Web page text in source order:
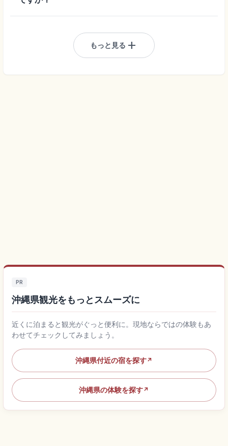
もっと見る add
PR
沖縄県観光をもっとスムーズに
近くに泊まると観光がぐっと便利に。現地ならではの体験もあ
わせてチェックしてみましょう。
沖縄県付近の宿を探す↗
沖縄県の体験を探す↗